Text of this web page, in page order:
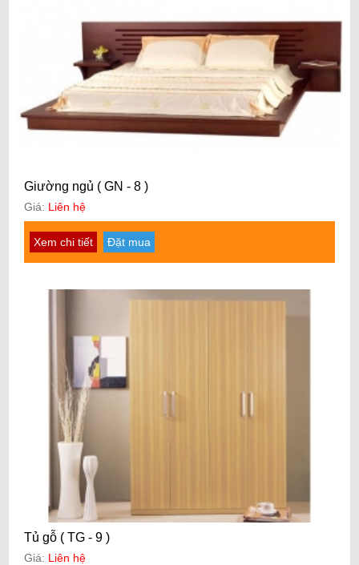
Giường ngủ ( GN - 8 )
Giá: Liên hệ
Xem chi tiết Đặt mua
Tủ gỗ ( TG - 9 )
Giá: Liên hệ